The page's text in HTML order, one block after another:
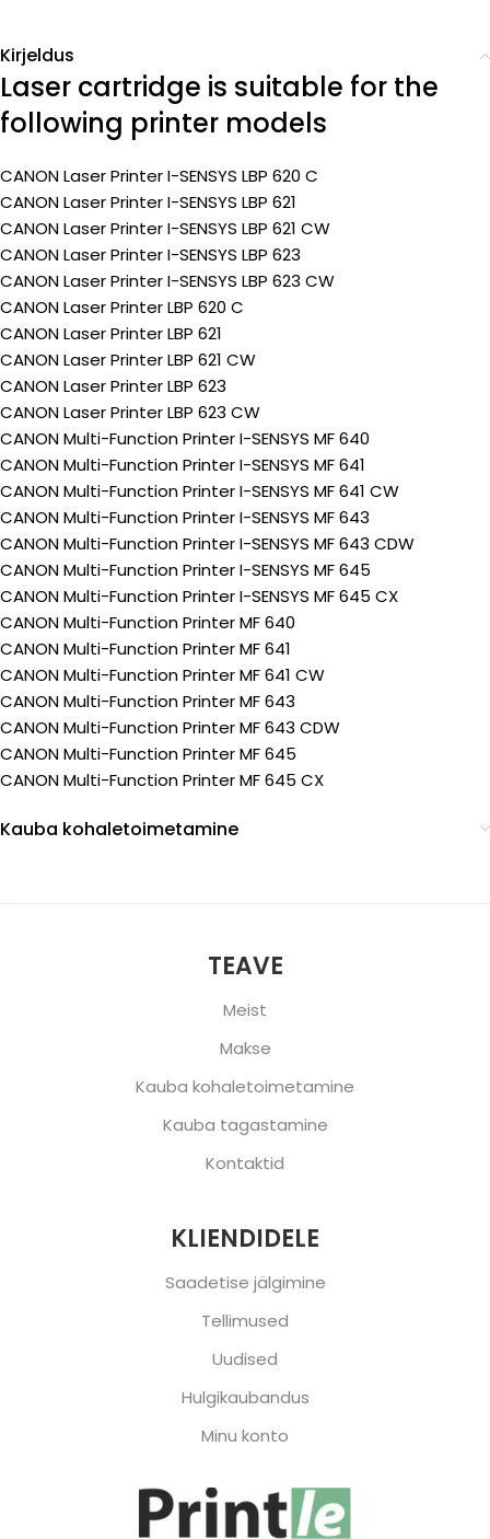
Kirjeldus
Laser cartridge is suitable for the
following printer models
CANON Laser Printer I-SENSYS LBP 620 C
CANON Laser Printer I-SENSYS LBP 621
CANON Laser Printer I-SENSYS LBP 621 CW
CANON Laser Printer I-SENSYS LBP 623
CANON Laser Printer I-SENSYS LBP 623 CW
CANON Laser Printer LBP 620 C
CANON Laser Printer LBP 621
CANON Laser Printer LBP 621 CW
CANON Laser Printer LBP 623
CANON Laser Printer LBP 623 CW
CANON Multi-Function Printer I-SENSYS MF 640
CANON Multi-Function Printer I-SENSYS MF 641
CANON Multi-Function Printer I-SENSYS MF 641 CW
CANON Multi-Function Printer I-SENSYS MF 643
CANON Multi-Function Printer I-SENSYS MF 643 CDW
CANON Multi-Function Printer I-SENSYS MF 645
CANON Multi-Function Printer I-SENSYS MF 645 CX
CANON Multi-Function Printer MF 640
CANON Multi-Function Printer MF 641
CANON Multi-Function Printer MF 641 CW
CANON Multi-Function Printer MF 643
CANON Multi-Function Printer MF 643 CDW
CANON Multi-Function Printer MF 645
CANON Multi-Function Printer MF 645 CX
Kauba kohaletoimetamine
TEAVE
Meist
Makse
Kauba kohaletoimetamine
Kauba tagastamine
Kontaktid
KLIENDIDELE
Saadetise jälgimine
Tellimused
Uudised
Hulgikaubandus
Minu konto